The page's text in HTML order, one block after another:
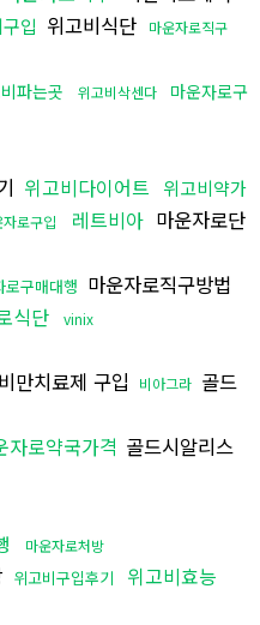
입 위고비식단 마운자로직구
파는곳 위고비삭센다
마운자로구
위고비다이어트 위고비약가
자로구입 레트비아 마운자로단
로구매대행 마운자로직구방법
식단 vinix
비만치료제 구입 비아그라 골드
자로약국가격 골드시알리스
마운자로처방
위고비구입후기
위고비효능